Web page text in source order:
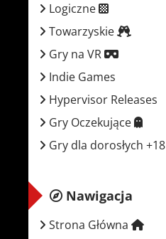
Logiczne
Towarzyskie
Gry na VR
Indie Games
Hypervisor Releases
Gry Oczekujące
Gry dla dorosłych +18
Nawigacja
Strona Główna